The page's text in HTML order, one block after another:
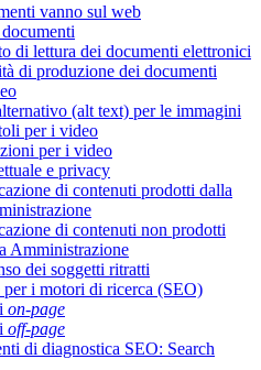
vanno sul web
di lettura dei documenti elettronici
di produzione dei documenti
(alt text) per le immagini
per i video
per i video
e privacy
di contenuti prodotti dalla
di contenuti non prodotti
Amministrazione
dei soggetti ritratti
i motori di ricerca (SEO)
on-page
off-page
di diagnostica SEO: Search